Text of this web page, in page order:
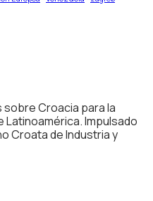
sobre Croacia para la
Latinoamérica. Impulsado
Croata de Industria y